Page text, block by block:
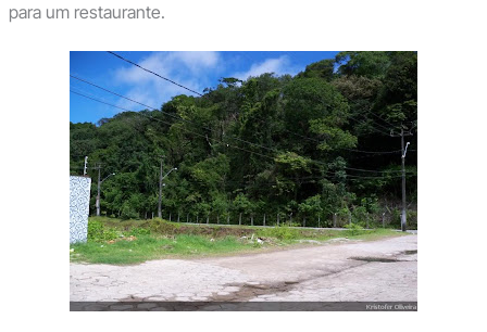
para um restaurante.